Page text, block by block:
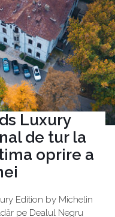
Luxury
de tur la
oprire a
Edition by Michelin
pe Dealul Negru